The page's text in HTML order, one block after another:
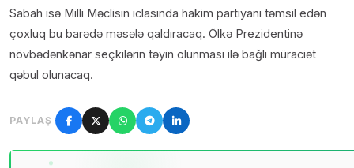
Sabah isə Milli Məclisin iclasında hakim partiyanı təmsil edən
çoxluq bu barədə məsələ qaldıracaq. Ölkə Prezidentinə
növbədənkənar seçkilərin təyin olunması ilə bağlı müraciət
qəbul olunacaq.
PAYLAŞ